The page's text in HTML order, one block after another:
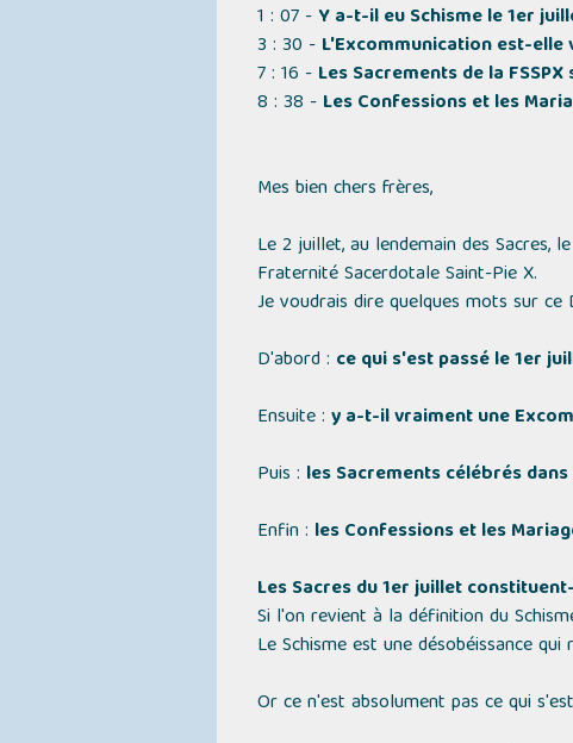
1 : 07 -Y a-t-il eu Schisme le 1er
3 : 30 - L'Excommunication est-elle
7 : 16 - Les Sacrements de la
8 : 38 - Les Confessions et les
Mes bien chers frères,
Le 2 juillet, au lendemain des Sacres,
Fraternité Sacerdotale Saint-Pie X.
Je voudrais dire quelques mots sur
D'abord : ce qui s'est passé le 1er
Ensuite : y a-t-il vraiment une
Puis : les Sacrements célébrés
Enfin : les Confessions et les
Les Sacres du 1er juillet
Si l'on revient à la définition du
Le Schisme est une désobéissance
Or ce n'est absolument pas ce qui